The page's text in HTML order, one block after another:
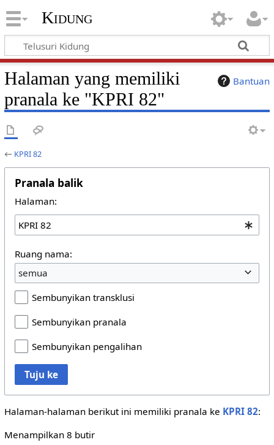
Kidung
Bantuan
Halaman yang memiliki
pranala ke "KPRI 82"
← KPRI 82
Pranala balik
Halaman:
Ruang nama:
semua
Sembunyikan transklusi
Sembunyikan pranala
Sembunyikan pengalihan
Tuju ke
Halaman-halaman berikut ini memiliki pranala ke KPRI 82:
Menampilkan 8 butir